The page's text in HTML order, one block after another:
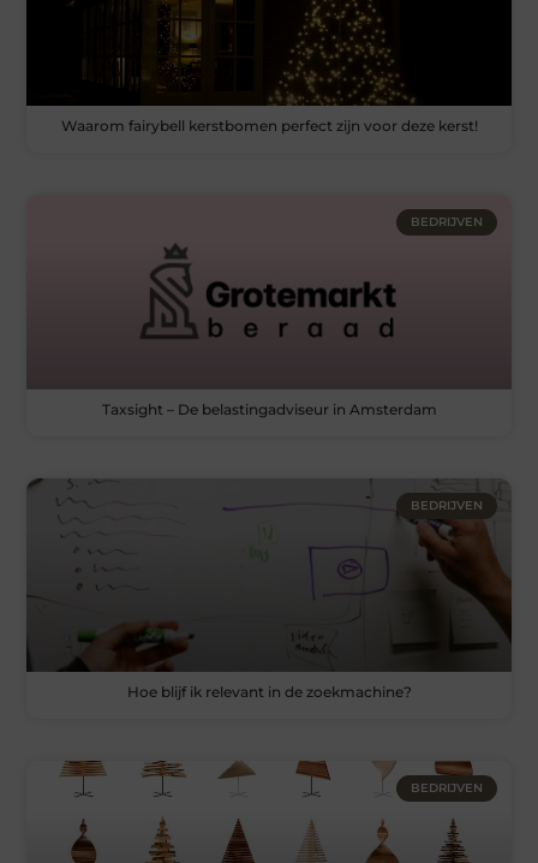
Waarom fairybell kerstbomen perfect zijn voor deze kerst!
BEDRIJVEN
Taxsight – De belastingadviseur in Amsterdam
BEDRIJVEN
Hoe blijf ik relevant in de zoekmachine?
BEDRIJVEN